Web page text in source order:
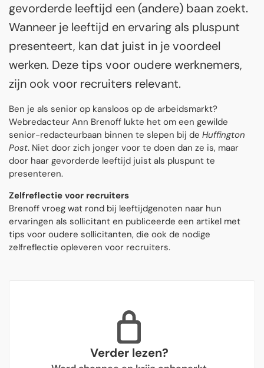
gevorderde leeftijd een (andere) baan zoekt.
Wanneer je leeftijd en ervaring als pluspunt
presenteert, kan dat juist in je voordeel
werken. Deze tips voor oudere werknemers,
zijn ook voor recruiters relevant.
Ben je als senior op kansloos op de arbeidsmarkt?
Webredacteur Ann Brenoff lukte het om een gewilde
senior-redacteurbaan binnen te slepen bij de Huffington
Post. Niet door zich jonger voor te doen dan ze is, maar
door haar gevorderde leeftijd juist als pluspunt te
presenteren.
Zelfreflectie voor recruiters
Brenoff vroeg wat rond bij leeftijdgenoten naar hun
ervaringen als sollicitant en publiceerde een artikel met
tips voor oudere sollicitanten, die ook de nodige
zelfreflectie opleveren voor recruiters.
Verder lezen?